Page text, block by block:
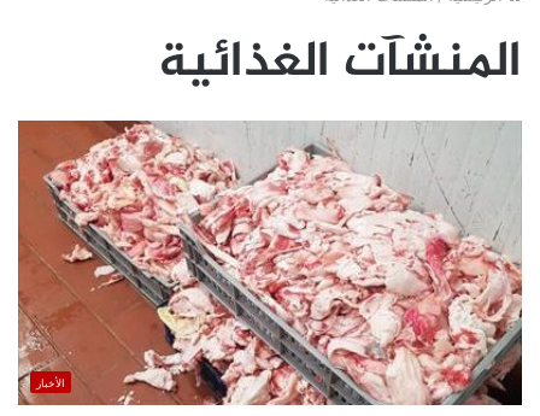
المنشآت الغذائية
الأخبار